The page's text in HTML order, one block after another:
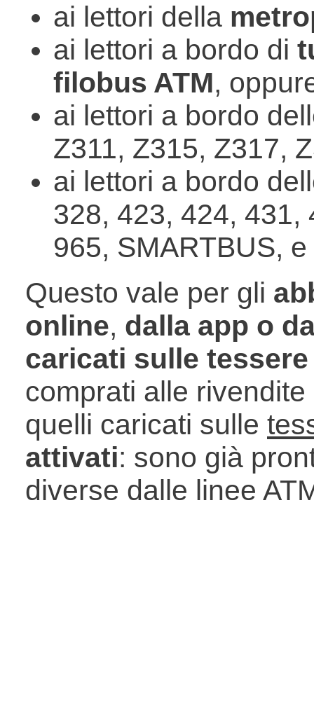
ai lettori della
ai lettori a bordo di
filobus ATM,
ai lettori a bordo
Z311, Z315, Z317,
ai lettori a bordo
328, 423, 424, 431,
965, SMARTBUS,
Questo vale per gli
online, dalla app o
caricati sulle
comprati alle
quelli caricati sulle
attivati: sono già
diverse dalle linee